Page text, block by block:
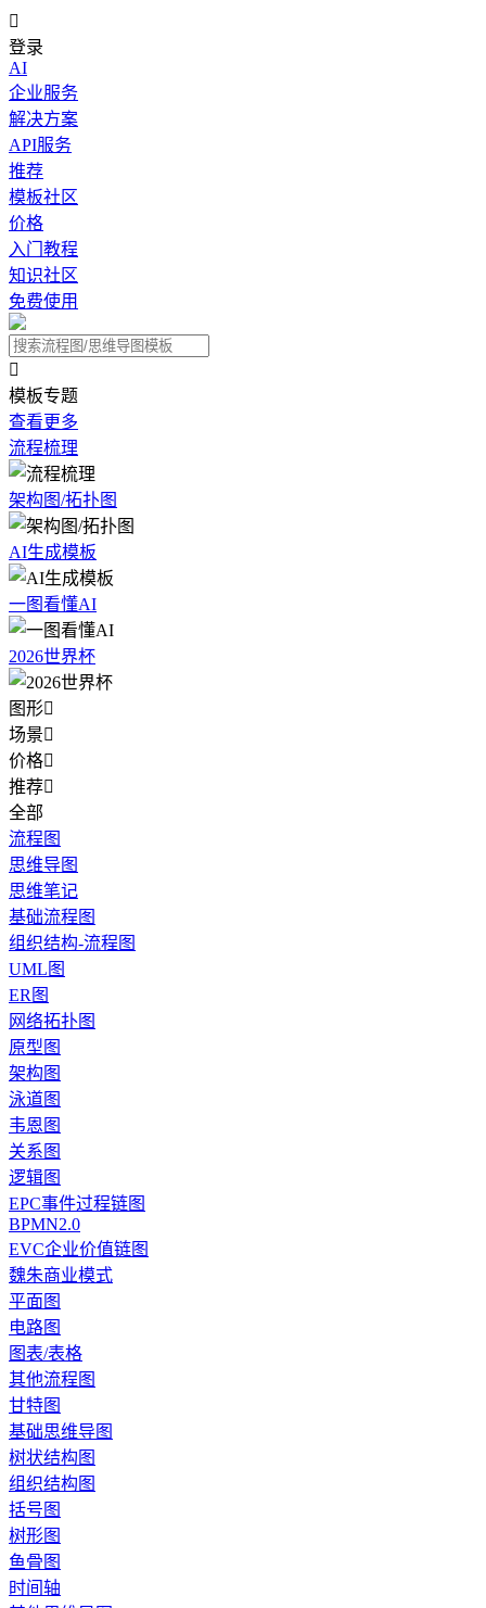

登录
AI
企业服务
解决方案
API服务
推荐
模板社区
价格
入门教程
知识社区
免费使用

模板专题
查看更多
流程梳理
架构图/拓扑图
AI生成模板
一图看懂AI
2026世界杯
图形
场景
价格
推荐
全部
流程图
思维导图
思维笔记
基础流程图
组织结构-流程图
UML图
ER图
网络拓扑图
原型图
架构图
泳道图
韦恩图
关系图
逻辑图
EPC事件过程链图
BPMN2.0
EVC企业价值链图
魏朱商业模式
平面图
电路图
图表/表格
其他流程图
甘特图
基础思维导图
树状结构图
组织结构图
括号图
树形图
鱼骨图
时间轴